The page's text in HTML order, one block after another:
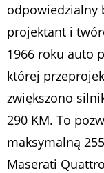
odpowiedzialny
projektant i
1966 roku auto
której
zwiększono
290 KM. To
maksymalną
Maserati